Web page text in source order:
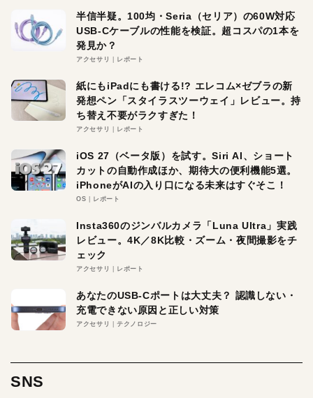
半信半疑。100均・Seria（セリア）の60W対応
USB-Cケーブルの性能を検証。超コスパの1本を
発見か？
アクセサリ レポート
紙にもiPadにも書ける!? エレコム×ゼブラの新
発想ペン「スタイラスツーウェイ」レビュー。持
ち替え不要がラクすぎた！
アクセサリ レポート
iOS 27（ベータ版）を試す。Siri AI、ショート
カットの自動作成ほか、期待大の便利機能5選。
iPhoneがAIの入り口になる未来はすぐそこ！
OS レポート
Insta360のジンバルカメラ「Luna Ultra」実践
レビュー。4K／8K比較・ズーム・夜間撮影をチ
ェック
アクセサリ レポート
あなたのUSB-Cポートは大丈夫？ 認識しない・
充電できない原因と正しい対策
アクセサリ テクノロジー
SNS